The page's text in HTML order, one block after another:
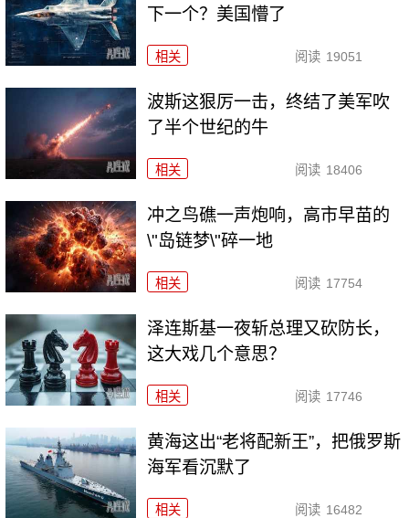
下一个？美国懵了
相关 阅读 19051
波斯这狠厉一击，终结了美军吹
了半个世纪的牛
相关 阅读 18406
冲之鸟礁一声炮响，高市早苗的
\"岛链梦\"碎一地
相关 阅读 17754
泽连斯基一夜斩总理又砍防长，
这大戏几个意思？
相关 阅读 17746
黄海这出“老将配新王”，把俄罗斯
海军看沉默了
相关 阅读 16482